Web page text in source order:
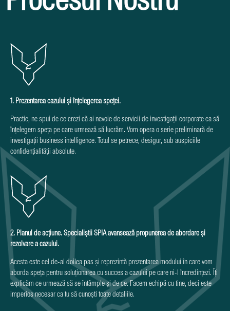
1. Prezentarea cazului și înțelegerea speței.
Practic, ne spui de ce crezi că ai nevoie de servicii de investigații corporate ca să
înțelegem speța pe care urmează să lucrăm. Vom opera o serie preliminară de
investigații business intelligence. Totul se petrece, desigur, sub auspiciile
confidențialității absolute.
2. Planul de acțiune. Specialiștii SPIA avansează propunerea de abordare și
rezolvare a cazului.
Acesta este cel de-al doilea pas și reprezintă prezentarea modului în care vom
aborda speța pentru soluționarea cu succes a cazului pe care ni-l încredințezi. Îți
explicăm ce urmează să se întâmple și de ce. Facem echipă cu tine, deci este
imperios necesar ca tu să cunoști toate detaliile.